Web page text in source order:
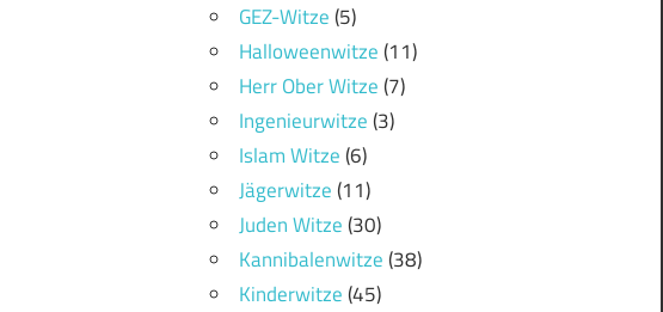
GEZ-Witze(5)
Halloweenwitze(11)
Herr Ober Witze(7)
Ingenieurwitze(3)
Islam Witze(6)
Jägerwitze(11)
Juden Witze(30)
Kannibalenwitze(38)
Kinderwitze(45)